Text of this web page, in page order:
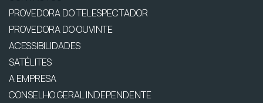
PROVEDORA DO TELESPECTADOR
PROVEDORA DO OUVINTE
ACESSIBILIDADES
SATÉLITES
A EMPRESA
CONSELHO GERAL INDEPENDENTE